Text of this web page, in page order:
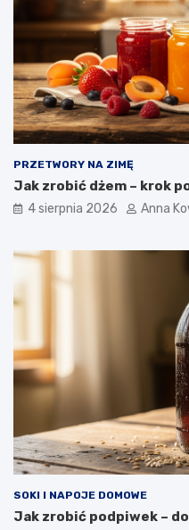
PRZETWORY NA ZIMĘ
Jak zrobić dżem – krok
4 sierpnia 2026 Anna
SOKI I NAPOJE DOMOWE
Jak zrobić podpiwek –